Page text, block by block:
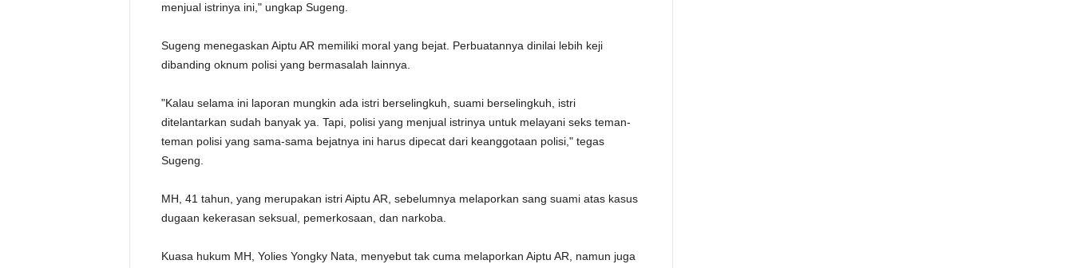
menjual istrinya ini," ungkap Sugeng.
Sugeng menegaskan Aiptu AR memiliki moral yang bejat. Perbuatannya dinilai lebih keji
dibanding oknum polisi yang bermasalah lainnya.
"Kalau selama ini laporan mungkin ada istri berselingkuh, suami berselingkuh, istri
ditelantarkan sudah banyak ya. Tapi, polisi yang menjual istrinya untuk melayani seks teman-
teman polisi yang sama-sama bejatnya ini harus dipecat dari keanggotaan polisi," tegas
Sugeng.
MH, 41 tahun, yang merupakan istri Aiptu AR, sebelumnya melaporkan sang suami atas kasus
dugaan kekerasan seksual, pemerkosaan, dan narkoba.
Kuasa hukum MH, Yolies Yongky Nata, menyebut tak cuma melaporkan Aiptu AR, namun juga